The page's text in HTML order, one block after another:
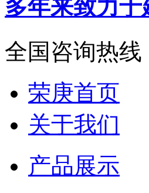
多年来致力
全国咨询热线
荣庚首页
关于我们
产品展示